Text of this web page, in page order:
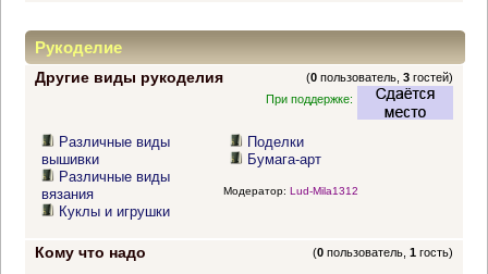
Рукоделие
Другие виды рукоделия (0 пользователь,3 гостей)
При поддержке:
Различные виды
вышивки
Различные виды
вязания
Куклы и игрушки
Поделки
Бумага-арт
Модератор: Lud-Mila1312
Кому что надо (0 пользователь,1 гость)